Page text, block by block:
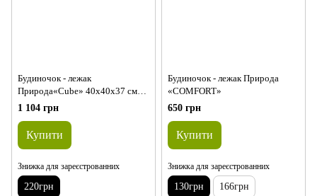
Будиночок - лежак
Природа«Cube» 40х40х37 см
(сірий)
1 104 грн
Купити
Знижка для зареєстрованних
220грн
Будиночок - лежак Природа
«COMFORT»
650 грн
Купити
Знижка для зареєстрованних
130грн 166грн